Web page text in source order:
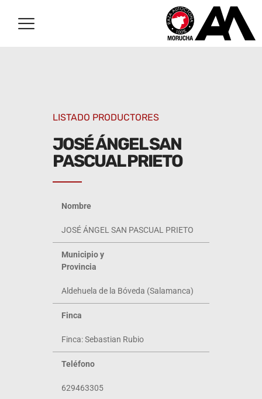
LISTADO PRODUCTORES
JOSÉ ÁNGEL SAN
PASCUAL PRIETO
Nombre
JOSÉ ÁNGEL SAN PASCUAL PRIETO
Municipio y
Provincia
Aldehuela de la Bóveda (Salamanca)
Finca
Finca: Sebastian Rubio
Teléfono
629463305